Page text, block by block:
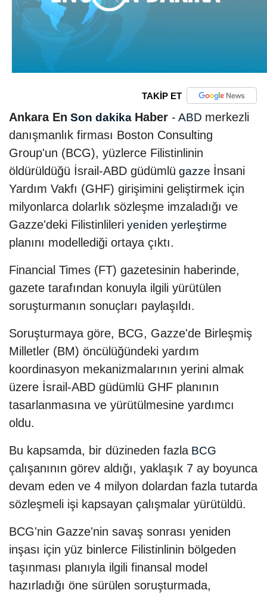
TAKİP ET
Ankara En Son dakika Haber - ABD merkezli
danışmanlık firması Boston Consulting
Group'un (BCG), yüzlerce Filistinlinin
öldürüldüğü İsrail-ABD güdümlü gazze İnsani
Yardım Vakfı (GHF) girişimini geliştirmek için
milyonlarca dolarlık sözleşme imzaladığı ve
Gazze'deki Filistinlileri yeniden yerleştirme
planını modellediği ortaya çıktı.
Financial Times (FT) gazetesinin haberinde,
gazete tarafından konuyla ilgili yürütülen
soruşturmanın sonuçları paylaşıldı.
Soruşturmaya göre, BCG, Gazze'de Birleşmiş
Milletler (BM) öncülüğündeki yardım
koordinasyon mekanizmalarının yerini almak
üzere İsrail-ABD güdümlü GHF planının
tasarlanmasına ve yürütülmesine yardımcı
oldu.
Bu kapsamda, bir düzineden fazlaBCG
çalışanının görev aldığı, yaklaşık 7 ay boyunca
devam eden ve 4 milyon dolardan fazla tutarda
sözleşmeli işi kapsayan çalışmalar yürütüldü.
BCG'nin Gazze'nin savaş sonrası yeniden
inşası için yüz binlerce Filistinlinin bölgeden
taşınması planıyla ilgili finansal model
hazırladığı öne sürülen soruşturmada,